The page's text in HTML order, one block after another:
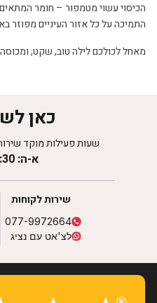
הכיסוי עשוי מטמפור – חומר
התמיכה על כל אזור העיניים מפוזר
מאחל לכולכם לילה טוב, שקט, ומכוסה
כאן
שעות פעילות מוקד
א-ה: 9:00-15:30
שירות לקוחות
077-9972664
לצ'אט עם נציג